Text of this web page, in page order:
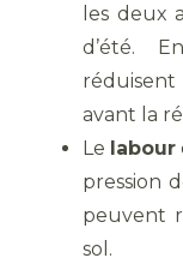
les deux
d’été.
avant la
Le labour
pression
peuvent
sol.